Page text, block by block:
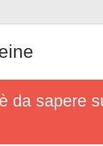
da sapere